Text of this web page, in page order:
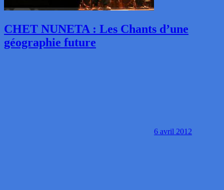
CHET NUNETA : Les Chants d’une
géographie future
6 avril 2012